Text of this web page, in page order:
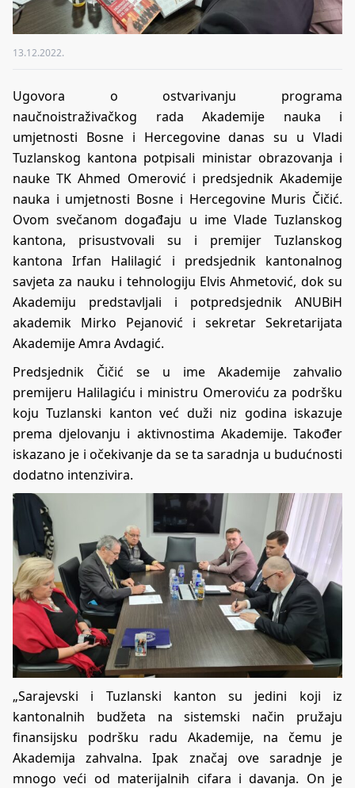
13.12.2022.
Ugovora o ostvarivanju programa
naučnoistraživačkog rada Akademije nauka i
umjetnosti Bosne i Hercegovine danas su u Vladi
Tuzlanskog kantona potpisali ministar obrazovanja i
nauke TK Ahmed Omerović i predsjednik Akademije
nauka i umjetnosti Bosne i Hercegovine Muris Čičić.
Ovom svečanom događaju u ime Vlade Tuzlanskog
kantona, prisustvovali su i premijer Tuzlanskog
kantona Irfan Halilagić i predsjednik kantonalnog
savjeta za nauku i tehnologiju Elvis Ahmetović, dok su
Akademiju predstavljali i potpredsjednik ANUBiH
akademik Mirko Pejanović i sekretar Sekretarijata
Akademije Amra Avdagić.
Predsjednik Čičić se u ime Akademije zahvalio
premijeru Halilagiću i ministru Omeroviću za podršku
koju Tuzlanski kanton već duži niz godina iskazuje
prema djelovanju i aktivnostima Akademije. Također
iskazano je i očekivanje da se ta saradnja u budućnosti
dodatno intenzivira.
„Sarajevski i Tuzlanski kanton su jedini koji iz
kantonalnih budžeta na sistemski način pružaju
finansijsku podršku radu Akademije, na čemu je
Akademija zahvalna. Ipak značaj ove saradnje je
mnogo veći od materijalnih cifara i davanja. On je